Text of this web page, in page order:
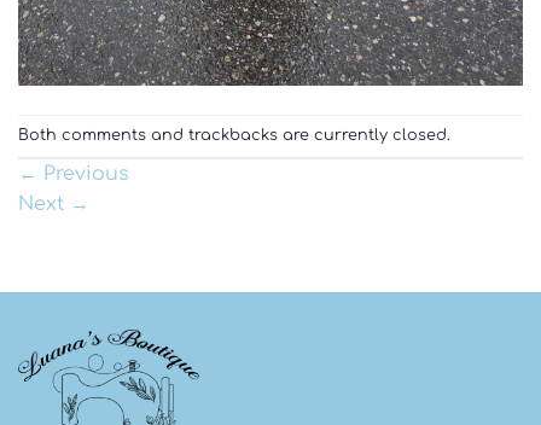
Both comments and trackbacks are currently closed.
← Previous
Next →